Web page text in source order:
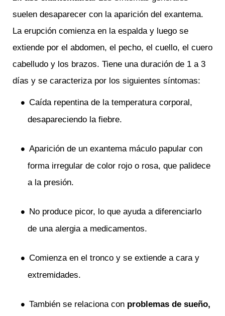
suelen desaparecer con la aparición del exantema.
La erupción comienza en la espalda y luego se
extiende por el abdomen, el pecho, el cuello, el cuero
cabelludo y los brazos. Tiene una duración de 1 a 3
días y se caracteriza por los siguientes síntomas:
Caída repentina de la temperatura corporal,
desapareciendo la fiebre.
Aparición de un exantema máculo papular con
forma irregular de color rojo o rosa, que palidece
a la presión.
No produce picor, lo que ayuda a diferenciarlo
de una alergia a medicamentos.
Comienza en el tronco y se extiende a cara y
extremidades.
También se relaciona con problemas de sueño,